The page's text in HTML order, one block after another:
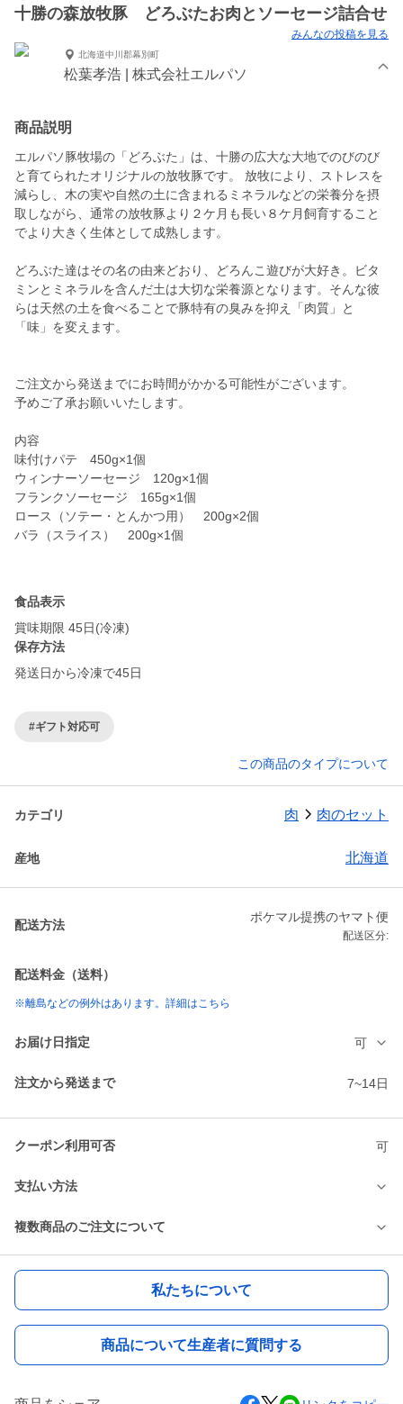
十勝の森放牧豚 どろぶたお肉とソーセージ詰合せ
みんなの投稿を見る
北海道中川郡幕別町
松葉孝浩 | 株式会社エルパソ
商品説明
エルパソ豚牧場の「どろぶた」は、十勝の広大な大地でのびのび
と育てられたオリジナルの放牧豚です。 放牧により、ストレスを
減らし、木の実や自然の土に含まれるミネラルなどの栄養分を摂
取しながら、通常の放牧豚より２ケ月も長い８ケ月飼育すること
でより大きく生体として成熟します。
どろぶた達はその名の由来どおり、どろんこ遊びが大好き。ビタ
ミンとミネラルを含んだ土は大切な栄養源となります。そんな彼
らは天然の土を食べることで豚特有の臭みを抑え「肉質」と
「味」を変えます。
ご注文から発送までにお時間がかかる可能性がございます。
予めご了承お願いいたします。
内容
味付けパテ 450g×1個
ウィンナーソーセージ 120g×1個
フランクソーセージ 165g×1個
ロース（ソテー・とんかつ用） 200g×2個
バラ（スライス） 200g×1個
食品表示
賞味期限 45日(冷凍)
保存方法
発送日から冷凍で45日
#ギフト対応可
この商品のタイプについて
カテゴリ 肉 肉のセット
産地 北海道
配送方法
ポケマル提携のヤマト便
配送区分:
配送料金（送料）
※離島などの例外はあります。詳細はこちら
お届け日指定 可
注文から発送まで 7~14日
クーポン利用可否 可
支払い方法
複数商品のご注文について
私たちについて
商品について生産者に質問する